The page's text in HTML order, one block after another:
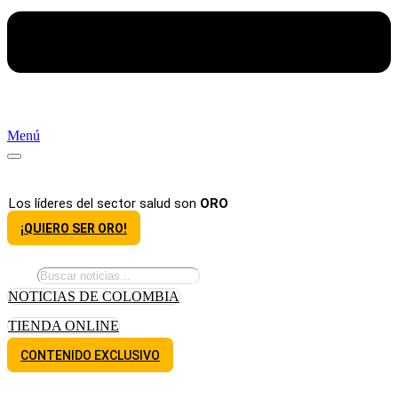
Menú
Los líderes del sector salud son ORO
¡QUIERO SER ORO!
NOTICIAS DE COLOMBIA
TIENDA ONLINE
CONTENIDO EXCLUSIVO